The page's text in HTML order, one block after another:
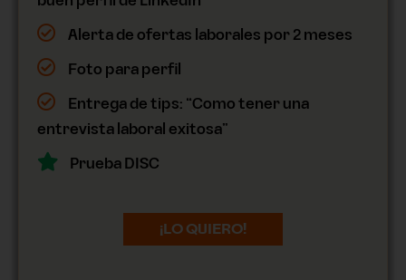
Alerta de ofertas laborales por 2 meses
Foto para perfil
Entrega de tips: “Como tener una
entrevista laboral exitosa”
Prueba DISC
¡LO QUIERO!